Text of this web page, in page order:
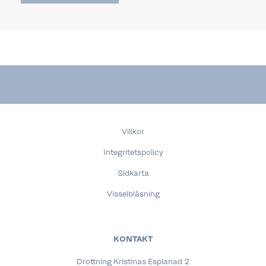
Villkor
Integritetspolicy
Sidkarta
Visselblåsning
KONTAKT
Drottning Kristinas Esplanad 2